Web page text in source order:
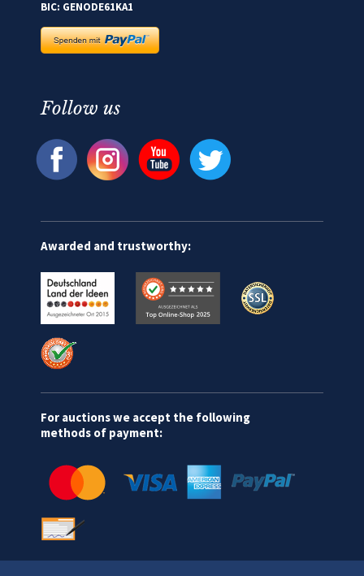
BIC: GENODE61KA1
Follow us
Awarded and trustworthy:
For auctions we accept the following
methods of payment: